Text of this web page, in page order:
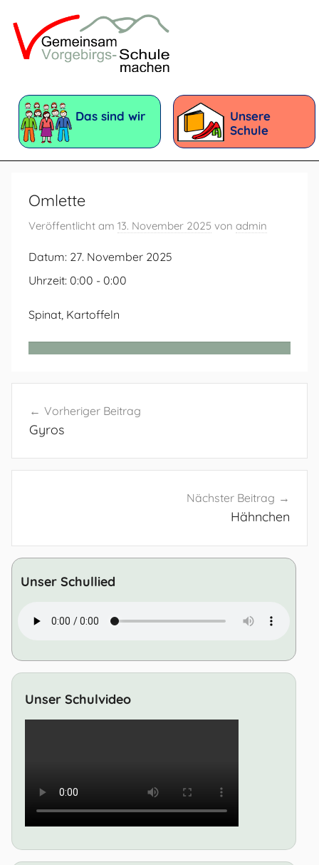
Inhalt
springen
Vorgebirgsschule
mit
dem
Förderschwerpunkt:
Das sind wir
Unsere
Schule
Omlette
Veröffentlicht am 13. November 2025 von admin
Datum: 27. November 2025
Uhrzeit: 0:00 - 0:00
Spinat, Kartoffeln
Vorheriger Beitrag
Gyros
Nächster Beitrag
Hähnchen
Unser Schullied
Unser Schulvideo